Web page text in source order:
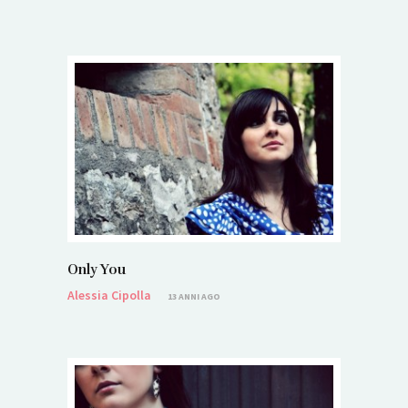
Only You
Alessia Cipolla
13 ANNI AGO